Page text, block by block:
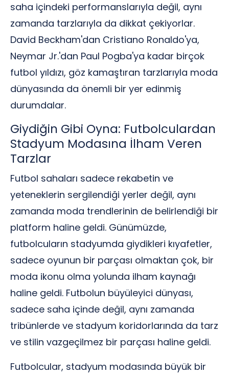
saha içindeki performanslarıyla değil, aynı
zamanda tarzlarıyla da dikkat çekiyorlar.
David Beckham'dan Cristiano Ronaldo'ya,
Neymar Jr.'dan Paul Pogba'ya kadar birçok
futbol yıldızı, göz kamaştıran tarzlarıyla moda
dünyasında da önemli bir yer edinmiş
durumdalar.
Giydiğin Gibi Oyna: Futbolculardan
Stadyum Modasına İlham Veren
Tarzlar
Futbol sahaları sadece rekabetin ve
yeteneklerin sergilendiği yerler değil, aynı
zamanda moda trendlerinin de belirlendiği bir
platform haline geldi. Günümüzde,
futbolcuların stadyumda giydikleri kıyafetler,
sadece oyunun bir parçası olmaktan çok, bir
moda ikonu olma yolunda ilham kaynağı
haline geldi. Futbolun büyüleyici dünyası,
sadece saha içinde değil, aynı zamanda
tribünlerde ve stadyum koridorlarında da tarz
ve stilin vazgeçilmez bir parçası haline geldi.
Futbolcular, stadyum modasında büyük bir